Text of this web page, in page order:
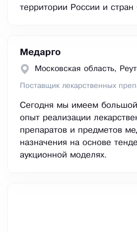
территории России и стран
Медарго
Московская область,
Поставщик лекарственных
Сегодня мы имеем
опыт реализации
препаратов и предметов
назначения на основе
аукционной моделях.